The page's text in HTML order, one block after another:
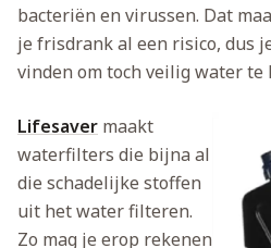
bacteriën en virussen. Dat
je frisdrank al een risico, dus
vinden om toch veilig water te
Lifesaver maakt
waterfilters die bijna al
die schadelijke stoffen
uit het water filteren.
Zo mag je erop rekenen